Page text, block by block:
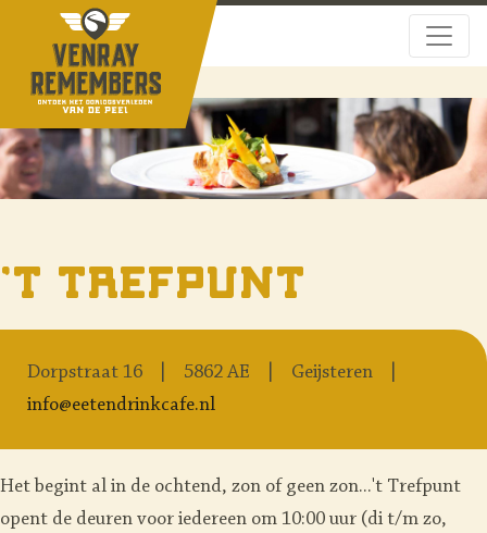
't Trefpunt
Dorpstraat 16 5862 AE
Geijsteren
info@eetendrinkcafe.nl
Het begint al in de ochtend, zon of geen zon...'t Trefpunt
opent de deuren voor iedereen om 10:00 uur (di t/m zo,